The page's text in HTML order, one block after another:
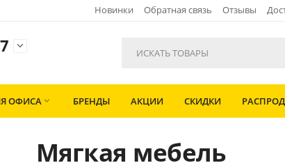
Новинки Обратная связь Отзывы

ОФИСА  БРЕНДЫ АКЦИИ СКИДКИ
Мягкая мебель